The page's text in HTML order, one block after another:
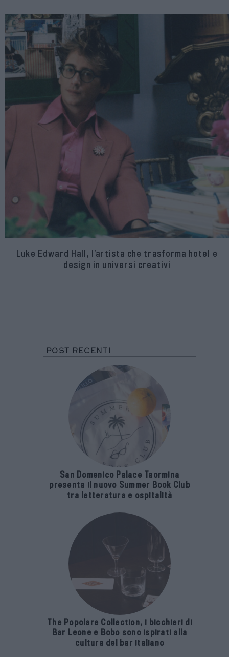
Luke Edward Hall, l’artista che trasforma hotel e
design in universi creativi
POST RECENTI
San Domenico Palace Taormina
presenta il nuovo Summer Book Club
tra letteratura e ospitalità
The Popolare Collection, i bicchieri di
Bar Leone e Bobo sono ispirati alla
cultura del bar italiano